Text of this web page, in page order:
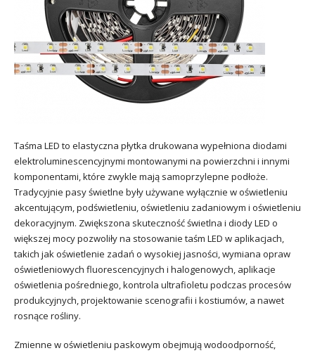
Taśma LED to elastyczna płytka drukowana wypełniona diodami
elektroluminescencyjnymi montowanymi na powierzchni i innymi
komponentami, które zwykle mają samoprzylepne podłoże.
Tradycyjnie pasy świetlne były używane wyłącznie w oświetleniu
akcentującym, podświetleniu, oświetleniu zadaniowym i oświetleniu
dekoracyjnym. Zwiększona skuteczność świetlna i diody LED o
większej mocy pozwoliły na stosowanie taśm LED w aplikacjach,
takich jak oświetlenie zadań o wysokiej jasności, wymiana opraw
oświetleniowych fluorescencyjnych i halogenowych, aplikacje
oświetlenia pośredniego, kontrola ultrafioletu podczas procesów
produkcyjnych, projektowanie scenografii i kostiumów, a nawet
rosnące rośliny.
Zmienne w oświetleniu paskowym obejmują wodoodporność,